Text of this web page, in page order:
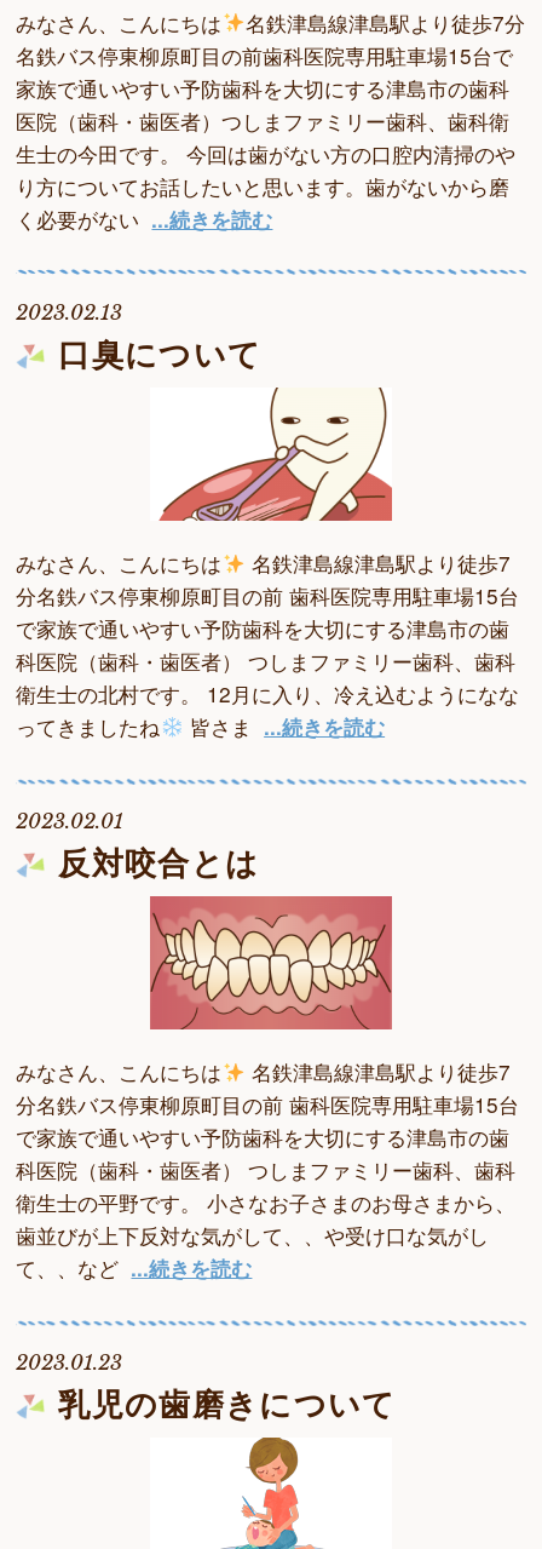
みなさん、こんにちは
名鉄津島線津島駅より徒歩7分
名鉄バス停東柳原町目の前歯科医院専用駐車場15台で
家族で通いやすい予防歯科を大切にする津島市の歯科
医院（歯科・歯医者）つしまファミリー歯科、歯科衛
生士の今田です。 今回は歯がない方の口腔内清掃のや
り方についてお話したいと思います。歯がないから磨
く必要がない ...続きを読む
2023.02.13
口臭について
みなさん、こんにちは
名鉄津島線津島駅より徒歩7
分名鉄バス停東柳原町目の前 歯科医院専用駐車場15台
で家族で通いやすい予防歯科を大切にする津島市の歯
科医院（歯科・歯医者） つしまファミリー歯科、歯科
衛生士の北村です。 12月に入り、冷え込むようになな
ってきましたね
皆さま ...続きを読む
2023.02.01
反対咬合とは
みなさん、こんにちは
名鉄津島線津島駅より徒歩7
分名鉄バス停東柳原町目の前 歯科医院専用駐車場15台
で家族で通いやすい予防歯科を大切にする津島市の歯
科医院（歯科・歯医者） つしまファミリー歯科、歯科
衛生士の平野です。 小さなお子さまのお母さまから、
歯並びが上下反対な気がして、、や受け口な気がし
て、、など ...続きを読む
2023.01.23
乳児の歯磨きについて